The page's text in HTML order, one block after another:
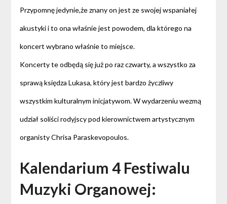
Przypomnę jedynie,że znany on jest ze swojej wspaniałej
akustyki i to ona właśnie jest powodem, dla którego na
koncert wybrano właśnie to miejsce.
Koncerty te odbędą się już po raz czwarty, a wszystko za
sprawą księdza Lukasa, który jest bardzo życzliwy
wszystkim kulturalnym inicjatywom. W wydarzeniu wezmą
udział soliści rodyjscy pod kierownictwem artystycznym
organisty Chrisa Paraskevopoulos.
Kalendarium 4 Festiwalu
Muzyki Organowej: